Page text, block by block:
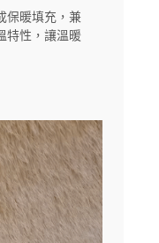
保暖填充，兼
特性，讓溫暖